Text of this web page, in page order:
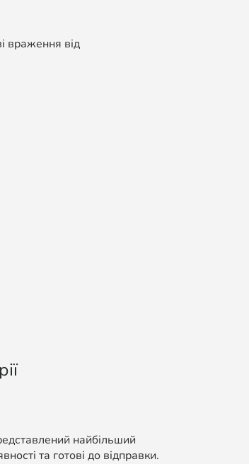
враження від
найбільший
та готові до відправки.